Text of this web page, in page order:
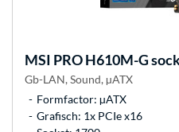
MSI PRO H610M-G
Gb-LAN, Sound, µATX
Formfactor: µATX
Grafisch: 1x PCIe x16